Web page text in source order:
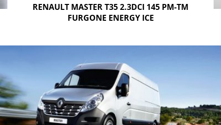
RENAULT MASTER T35 2.3DCI 145 PM-TM
FURGONE ENERGY ICE